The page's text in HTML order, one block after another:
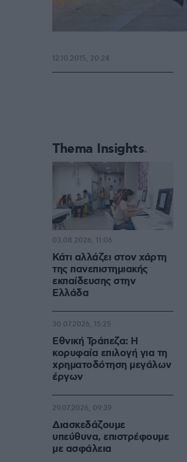
12.10.2015, 20:24
Thema Insights
Κάτι αλλάζει στον χάρτη
της πανεπιστημιακής
εκπαίδευσης στην
Ελλάδα
03.08.2026, 11:06
Εθνική Τράπεζα: Η
κορυφαία επιλογή για τη
χρηματοδότηση μεγάλων
έργων
30.07.2026, 15:25
Διασκεδάζουμε
υπεύθυνα, επιστρέφουμε
με ασφάλεια
29.07.2026, 09:39